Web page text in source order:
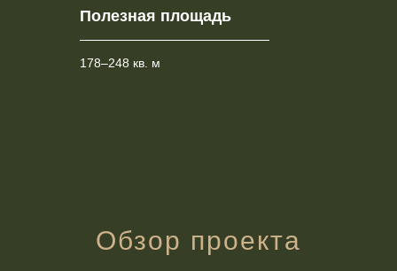
Полезная площадь
178–248 кв. м
Обзор проекта